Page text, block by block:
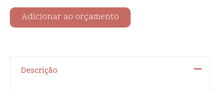
Adicionar ao orçamento
Descrição